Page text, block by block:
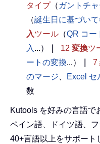
タイプ（ ガントチャ
（誕生日に基づい
入ツール （QR コー
入 ...） 12 変換ツ
ートの変換...） 7
のマージ
Excel セ
数
Kutools を好みの言語で
ペイン語、ドイツ語、
40+言語以上をサポート